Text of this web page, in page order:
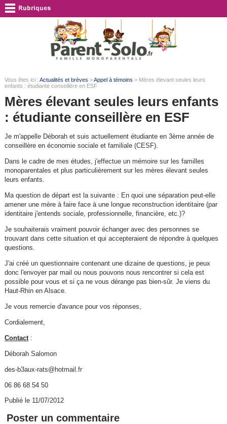
Vous êtes ici : Actualités et brèves >Appel à témoins > Mères élevant seules leurs
enfants : étudiante conseillère en ESF
Mères élevant seules leurs enfants
: étudiante conseillère en ESF
Je m'appelle Déborah et suis actuellement étudiante en 3ème année de
conseillère en économie sociale et familiale (CESF).
Dans le cadre de mes études, j'effectue un mémoire sur les familles
monoparentales et plus particulièrement sur les mères élevant seules
leurs enfants.
Ma question de départ est la suivante : En quoi une séparation peut-elle
amener une mère à faire face à une longue reconstruction identitaire (par
identitaire j'entends sociale, professionnelle, financière, etc.)?
Je souhaiterais vraiment pouvoir échanger avec des personnes se
trouvant dans cette situation et qui accepteraient de répondre à quelques
questions.
J'ai créé un questionnaire contenant une dizaine de questions, je peux
donc l'envoyer par mail ou nous pouvons nous rencontrer si cela est
possible pour vous et si ça ne vous dérange pas bien-sûr. Je viens du
Haut-Rhin en Alsace.
Je vous remercie d'avance pour vos réponses,
Cordialement,
Contact:
Déborah Salomon
des-b3aux-rats@hotmail.fr
06 86 68 54 50
Publié le 11/07/2012
Poster un commentaire